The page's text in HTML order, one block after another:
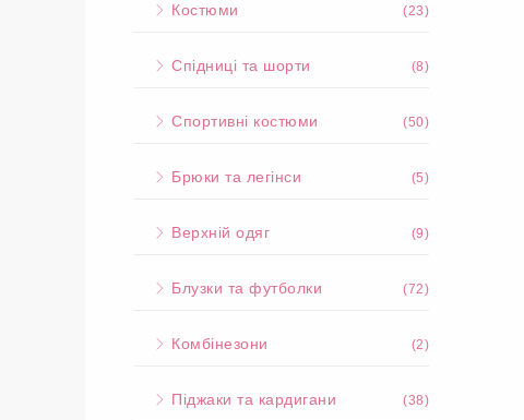
Костюми (23)
Спідниці та шорти (8)
Спортивні костюми (50)
Брюки та легінси (5)
Верхній одяг (9)
Блузки та футболки (72)
Комбінезони (2)
Піджаки та кардигани (38)